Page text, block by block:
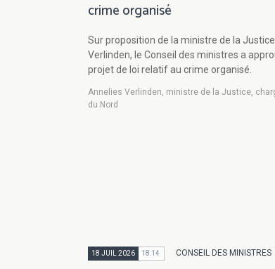
crime organisé
Sur proposition de la ministre de la
Verlinden, le Conseil des ministres a
projet de loi relatif au crime organisé.
Annelies Verlinden, ministre de la Justice,
du Nord
18 JUIL 2026 18:14 CONSEIL DES MINISTRES